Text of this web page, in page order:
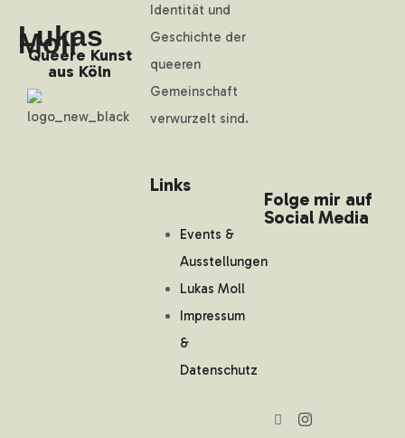
Lukas
Moll
Queere Kunst
aus Köln
Identität und
Geschichte der
queeren
Gemeinschaft
verwurzelt sind.
Links
Events &
Ausstellungen
Lukas Moll
Impressum
&
Datenschutz
Folge mir auf
Social Media